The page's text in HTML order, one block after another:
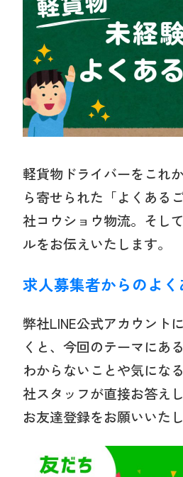
働く環境を知る
仕事内容を知る
先輩インタビュー
採用情報
よくあるご質問
ブログ
ご応募はこ
LINEからのご
応募前のご相談も承
軽貨物ドライバーをこれ
ら寄せられた「よくある
社コウショウ物流。そし
ルをお伝えいたします。
求人募集者からのよ
弊社LINE公式アカウント
くと、今回のテーマにあ
わからないことや気にな
社スタッフが直接お答え
お友達登録をお願いいた